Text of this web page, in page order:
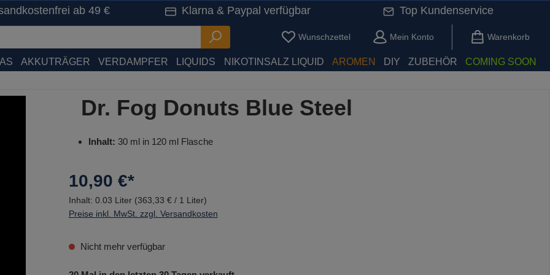
ab 49 € Klarna & Paypal verfügbar Top Kundenservice
Wunschzettel Du hast 0 Produkte auf dem Merkzettel
Mein Konto Warenkorb
AKKUTRÄGER VERDAMPFER LIQUIDS NIKOTINSALZ LIQUID AROMEN DIY ZUBEHÖR COMING SOON
Dr. Fog Donuts Blue Steel
Inhalt: 30 ml in 120 ml Flasche
10,90 €*
Inhalt: 0.03 Liter (363,33 € / 1 Liter)
Preise inkl. MwSt. zzgl. Versandkosten
Nicht mehr verfügbar